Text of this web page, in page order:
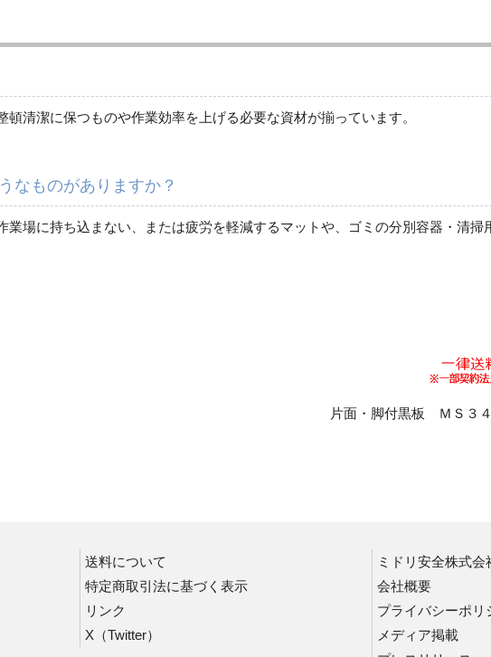
パレッ
コンテナ
折りたたみコンテナ
スチール容器
テープカ
清潔に保つものや作業効率を上げる必要な資材が揃っています。
なものがありますか？
場に持ち込まない、または疲労を軽減するマットや、ゴミの分別容器・清
片面・脚付黒板 ＭＳ３
送料について
特定商取引法に基づく表示
リンク
X（Twitter）
ミドリ安全株式会
会社概要
プライバシーポリ
メディア掲載